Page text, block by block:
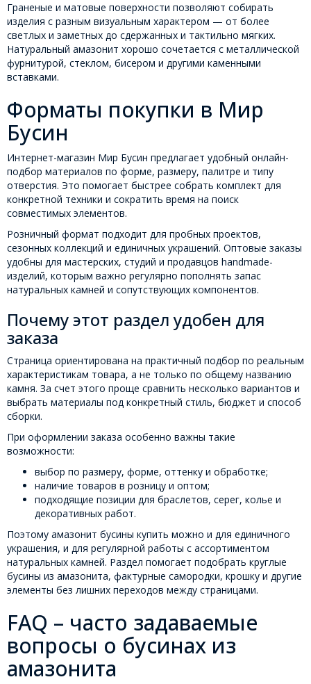
Граненые и матовые поверхности позволяют собирать
изделия с разным визуальным характером — от более
светлых и заметных до сдержанных и тактильно мягких.
Натуральный амазонит хорошо сочетается с металлической
фурнитурой, стеклом, бисером и другими каменными
вставками.
Форматы покупки в Мир
Бусин
Интернет-магазин Мир Бусин предлагает удобный онлайн-
подбор материалов по форме, размеру, палитре и типу
отверстия. Это помогает быстрее собрать комплект для
конкретной техники и сократить время на поиск
совместимых элементов.
Розничный формат подходит для пробных проектов,
сезонных коллекций и единичных украшений. Оптовые заказы
удобны для мастерских, студий и продавцов handmade-
изделий, которым важно регулярно пополнять запас
натуральных камней и сопутствующих компонентов.
Почему этот раздел удобен для
заказа
Страница ориентирована на практичный подбор по реальным
характеристикам товара, а не только по общему названию
камня. За счет этого проще сравнить несколько вариантов и
выбрать материалы под конкретный стиль, бюджет и способ
сборки.
При оформлении заказа особенно важны такие
возможности:
выбор по размеру, форме, оттенку и обработке;
наличие товаров в розницу и оптом;
подходящие позиции для браслетов, серег, колье и
декоративных работ.
Поэтому амазонит бусины купить можно и для единичного
украшения, и для регулярной работы с ассортиментом
натуральных камней. Раздел помогает подобрать круглые
бусины из амазонита, фактурные самородки, крошку и другие
элементы без лишних переходов между страницами.
FAQ – часто задаваемые
вопросы о бусинах из
амазонита